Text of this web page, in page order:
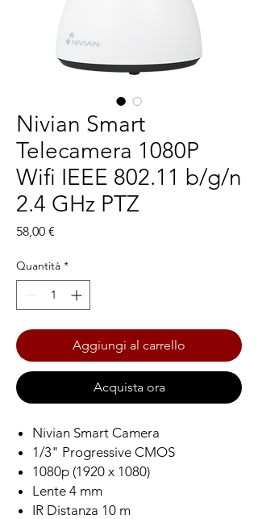
Nivian Smart
Telecamera 1080P
Wifi IEEE 802.11 b/g/n
2.4 GHz PTZ
58,00 €
Quantità *
Aggiungi al carrello
Acquista ora
Nivian Smart Camera
1/3" Progressive CMOS
1080p (1920 x 1080)
Lente 4 mm
IR Distanza 10 m